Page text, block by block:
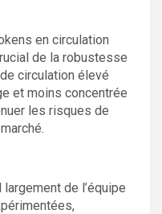
en circulation
de la robustesse
circulation élevé
et moins concentrée
les risques de
de l’équipe